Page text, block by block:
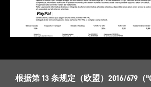
根据第 13 条规定（欧盟）2016/679（